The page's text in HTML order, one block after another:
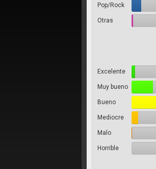
Pop/Rock
Otras
Excelente
Muy bueno
Bueno
Mediocre
Malo
Horrible